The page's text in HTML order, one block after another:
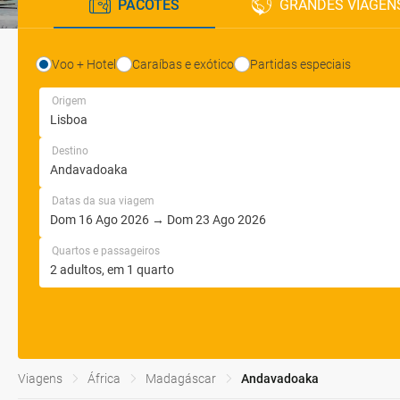
PACOTES GRANDES
Voo + Hotel Caraíbas e exótico Partidas especiais
Origem
Destino
Datas da sua viagem
Quartos e passageiros
Viagens África Madagáscar Andavadoaka